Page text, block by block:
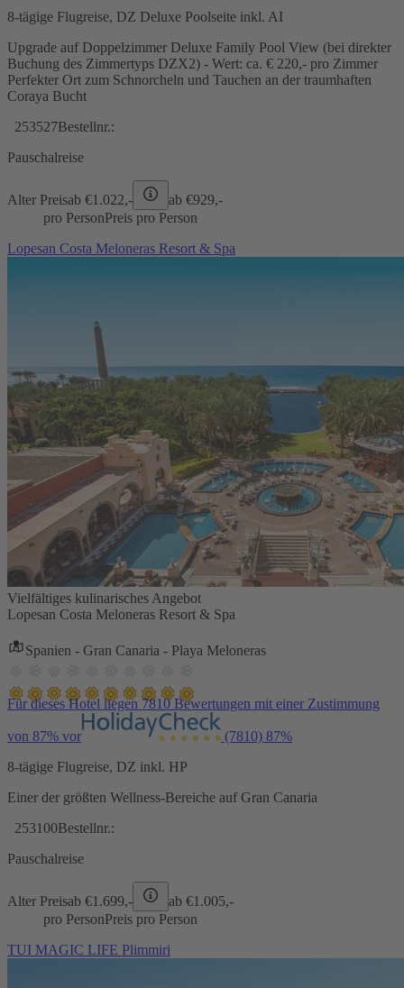
8-tägige Flugreise, DZ Deluxe Poolseite inkl. AI
Upgrade auf Doppelzimmer Deluxe Family Pool View (bei direkter
Buchung des Zimmertyps DZX2) - Wert: ca. € 220,- pro Zimmer
Perfekter Ort zum Schnorcheln und Tauchen an der traumhaften
Coraya Bucht
253527Bestellnr.:
Pauschalreise
Alter Preisab €1.022,- ab €929,-
pro PersonPreis pro Person
Lopesan Costa Meloneras Resort & Spa
Vielfältiges kulinarisches Angebot
Lopesan Costa Meloneras Resort & Spa
Spanien - Gran Canaria - Playa Meloneras
Für dieses Hotel liegen 7810 Bewertungen mit einer Zustimmung
von 87% vor (7810) 87%
8-tägige Flugreise, DZ inkl. HP
Einer der größten Wellness-Bereiche auf Gran Canaria
253100Bestellnr.:
Pauschalreise
Alter Preisab €1.699,- ab €1.005,-
pro PersonPreis pro Person
TUI MAGIC LIFE Plimmiri